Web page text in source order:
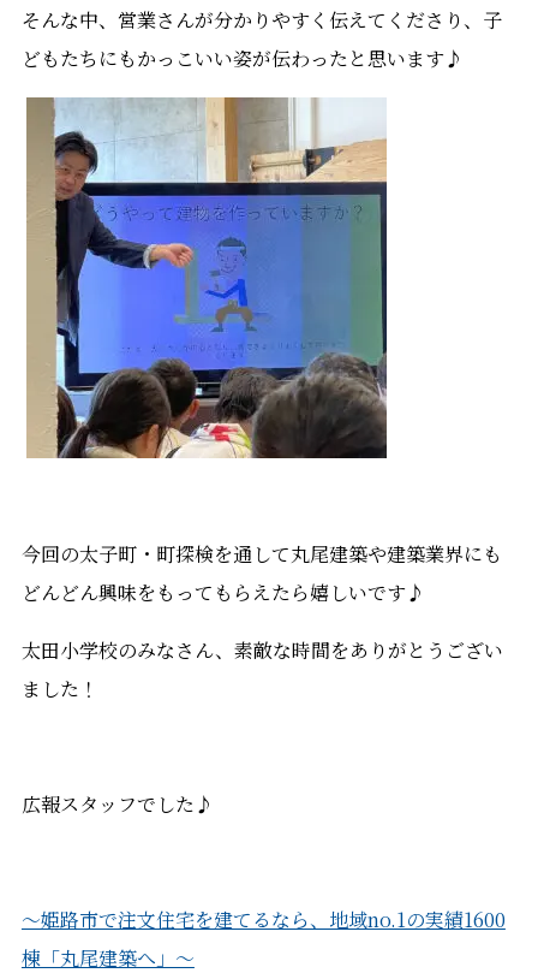
そんな中、営業さんが分かりやすく伝えてくださり、子
どもたちにもかっこいい姿が伝わったと思います♪
今回の太子町・町探検を通して丸尾建築や建築業界にも
どんどん興味をもってもらえたら嬉しいです♪
太田小学校のみなさん、素敵な時間をありがとうござい
ました！
広報スタッフでした♪
～姫路市で注文住宅を建てるなら、地域no.1の実績1600
棟「丸尾建築へ」～